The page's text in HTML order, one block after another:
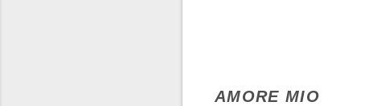
AMORE MIO